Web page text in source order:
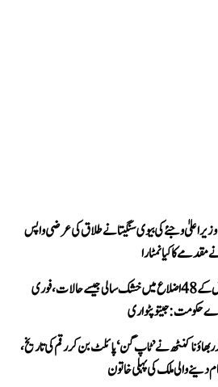
اعلیٰ وجئے کی بیوی سنگیتا نے طلاق کی عرضی واپس
کا کیا نمٹارا
مدھیہ پردیش کے 48 اضلاع میں خشک سالی جیسے حالات، فوری
حکومت: جیتو پٹواری
بھاؤنا کنٹھ نے ’ٹاپ گن‘ پائلٹ بن کر رقم کی تاریخ،
دینے والی ملک کی پہلی خاتون